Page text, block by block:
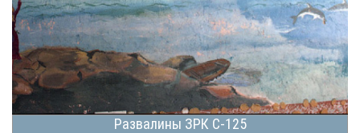
Развалины ЗРК С-125